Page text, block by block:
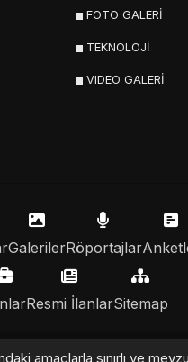
FOTO GALERİ
TEKNOLOJİ
VIDEO GALERİ
GalerilerRöportajlar
Resmi İlanlarSitemap
amaçlarla sınırlı ve